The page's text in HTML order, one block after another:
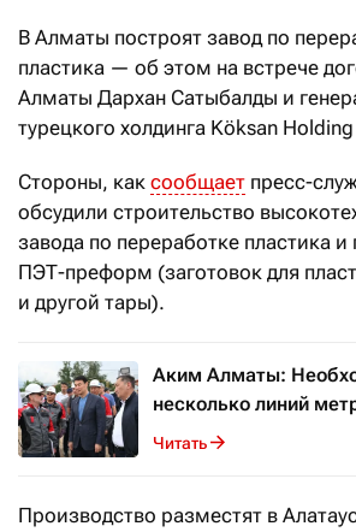
В Алматы построят завод по
пластика — об этом на встрече
Алматы Дархан Сатыбалды и
турецкого холдинга Köksan
Стороны, как сообщает пресс-
обсудили строительство
завода по переработке пластика и
ПЭТ-преформ (заготовок для
и другой тары).
Аким Алматы:
несколько линий
Читать
Производство разместят в